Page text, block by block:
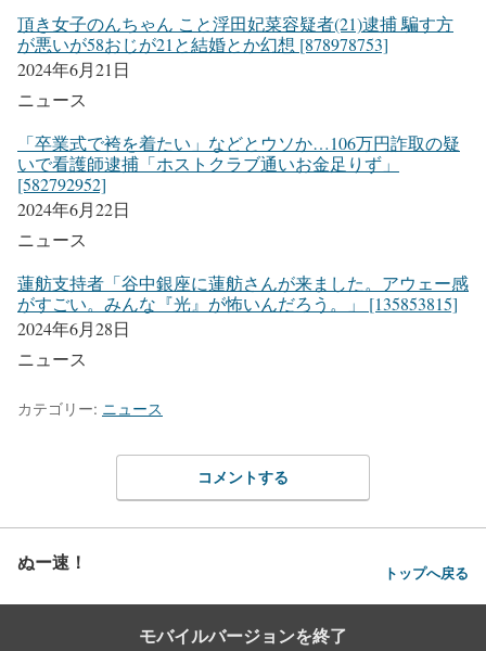
頂き女子のんちゃん こと浮田妃菜容疑者(21)逮捕 騙す方
が悪いが58おじが21と結婚とか幻想 [878978753]
2024年6月21日
ニュース
「卒業式で袴を着たい」などとウソか…106万円詐取の疑
いで看護師逮捕「ホストクラブ通いお金足りず」
[582792952]
2024年6月22日
ニュース
蓮舫支持者「谷中銀座に蓮舫さんが来ました。アウェー感
がすごい。みんな『光』が怖いんだろう。」 [135853815]
2024年6月28日
ニュース
カテゴリー: ニュース
コメントする
ぬー速！ トップへ戻る
モバイルバージョンを終了